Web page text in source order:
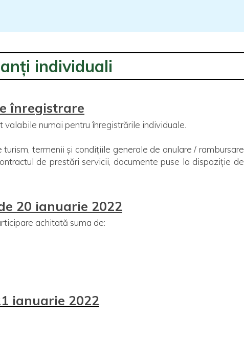
individuali
înregistrare
numai pentru înregistrările individuale.
termenii și condițiile generale de anulare / rambursare
de prestări servicii, documente puse la dispoziție de
20 ianuarie 2022
achitată suma de:
ianuarie 2022